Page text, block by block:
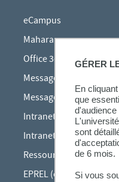
GÉRER
En
que
sont
de 6 mois.
Si vous
eCampus
Mahara
Office 365
Messagerie des étudiants
Messagerie des
Intranet Inspé
Intranet UPEC
Ressources
EPREL (cours en ligne)